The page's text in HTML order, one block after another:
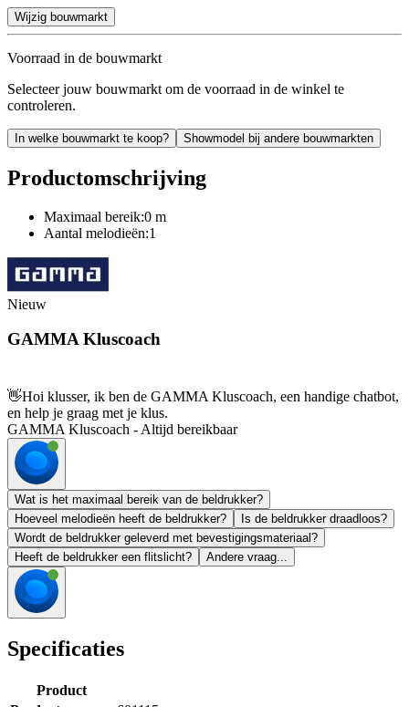
Wijzig bouwmarkt
Voorraad in de bouwmarkt
Selecteer jouw bouwmarkt om de voorraad in de winkel te
controleren.
In welke bouwmarkt te koop? Showmodel bij andere bouwmarkten
Productomschrijving
Maximaal bereik:0 m
Aantal melodieën:1
Nieuw
GAMMA Kluscoach
👋Hoi klusser, ik ben de GAMMA Kluscoach, een handige chatbot,
en help je graag met je klus.
GAMMA Kluscoach - Altijd bereikbaar
Wat is het maximaal bereik van de beldrukker?
Hoeveel melodieën heeft de beldrukker?
Is de beldrukker draadloos?
Wordt de beldrukker geleverd met bevestigingsmateriaal?
Heeft de beldrukker een flitslicht?
Andere vraag...
Specificaties
Product